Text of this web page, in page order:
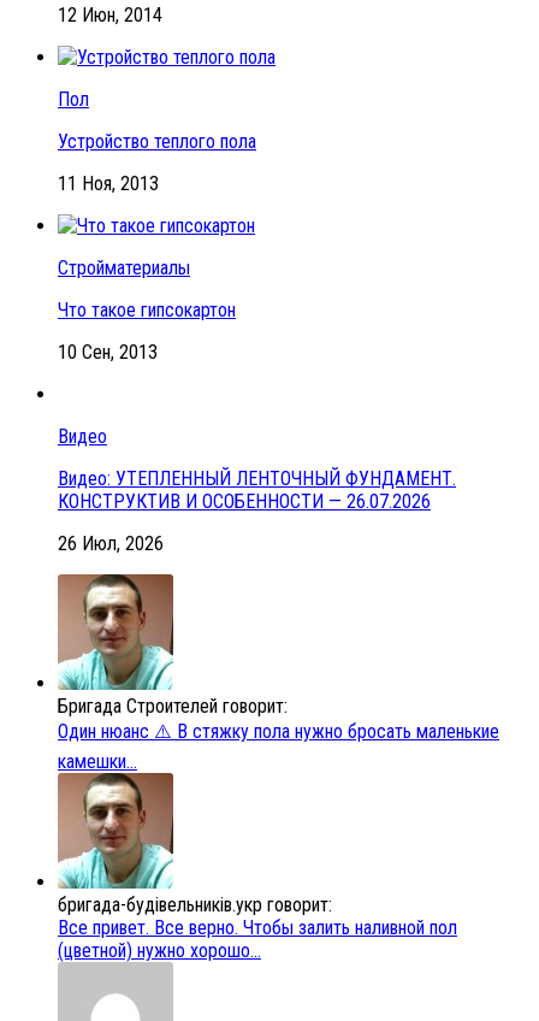
12 Июн, 2014
Пол
Устройство теплого пола
11 Ноя, 2013
Стройматериалы
Что такое гипсокартон
10 Сен, 2013
Видео
Видео: УТЕПЛЕННЫЙ ЛЕНТОЧНЫЙ ФУНДАМЕНТ.
КОНСТРУКТИВ И ОСОБЕННОСТИ — 26.07.2026
26 Июл, 2026
Бригада Строителей говорит:
Один нюанс ⚠️ В стяжку пола нужно бросать маленькие
камешки...
бригада-будівельників.укр говорит:
Все привет. Все верно. Чтобы залить наливной пол
(цветной) нужно хорошо...